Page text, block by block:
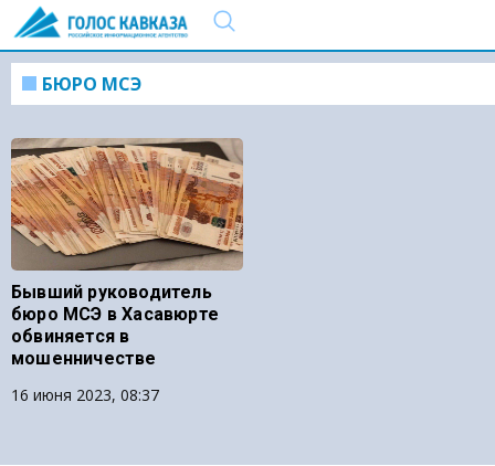
БЮРО МСЭ
Бывший руководитель
бюро МСЭ в Хасавюрте
обвиняется в
мошенничестве
16 июня 2023, 08:37